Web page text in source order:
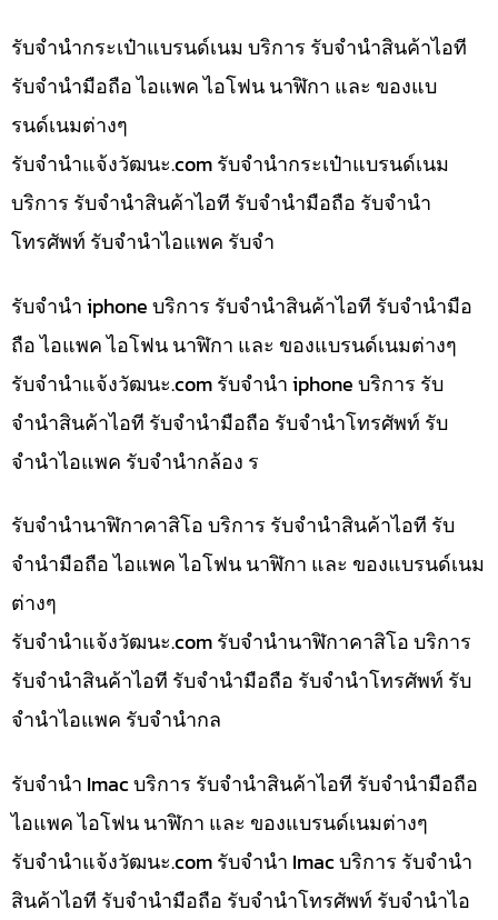
รับจำนำกระเป๋าแบรนด์เนม บริการ รับจำนำสินค้าไอที
รับจำนำมือถือ ไอแพค ไอโฟน นาฬิกา และ ของแบ
รนด์เนมต่างๆ
รับจํานําแจ้งวัฒนะ.com รับจำนำกระเป๋าแบรนด์เนม
บริการ รับจำนำสินค้าไอที รับจำนำมือถือ รับจำนำ
โทรศัพท์ รับจำนำไอแพค รับจำ
รับจำนำ iphone บริการ รับจำนำสินค้าไอที รับจำนำมือ
ถือ ไอแพค ไอโฟน นาฬิกา และ ของแบรนด์เนมต่างๆ
รับจํานําแจ้งวัฒนะ.com รับจำนำ iphone บริการ รับ
จำนำสินค้าไอที รับจำนำมือถือ รับจำนำโทรศัพท์ รับ
จำนำไอแพค รับจำนำกล้อง ร
รับจำนำนาฬิกาคาสิโอ บริการ รับจำนำสินค้าไอที รับ
จำนำมือถือ ไอแพค ไอโฟน นาฬิกา และ ของแบรนด์เนม
ต่างๆ
รับจํานําแจ้งวัฒนะ.com รับจำนำนาฬิกาคาสิโอ บริการ
รับจำนำสินค้าไอที รับจำนำมือถือ รับจำนำโทรศัพท์ รับ
จำนำไอแพค รับจำนำกล
รับจำนำ Imac บริการ รับจำนำสินค้าไอที รับจำนำมือถือ
ไอแพค ไอโฟน นาฬิกา และ ของแบรนด์เนมต่างๆ
รับจํานําแจ้งวัฒนะ.com รับจำนำ Imac บริการ รับจำนำ
สินค้าไอที รับจำนำมือถือ รับจำนำโทรศัพท์ รับจำนำไอ